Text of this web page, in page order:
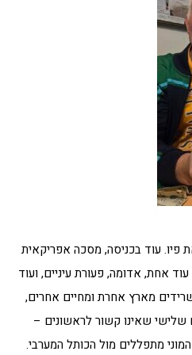
פיו. עוד בכניסה, מסכה אפריקאית
אחת, אדומה, פעורת עיניים, ועוד
מארץ אחרת ומחיים אחרים,
שלישי שאינו קשור לראשונים –
מתפללים מול הכותל המערבי.